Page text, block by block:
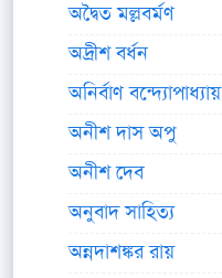
অদ্বৈত মল্লবর্মণ
অদ্রীশ বর্ধন
অনির্বাণ বন্দ্যোপাধ্যায়
অনীশ দাস অপু
অনীশ দেব
অনুবাদ সাহিত্য
অন্নদাশঙ্কর রায়